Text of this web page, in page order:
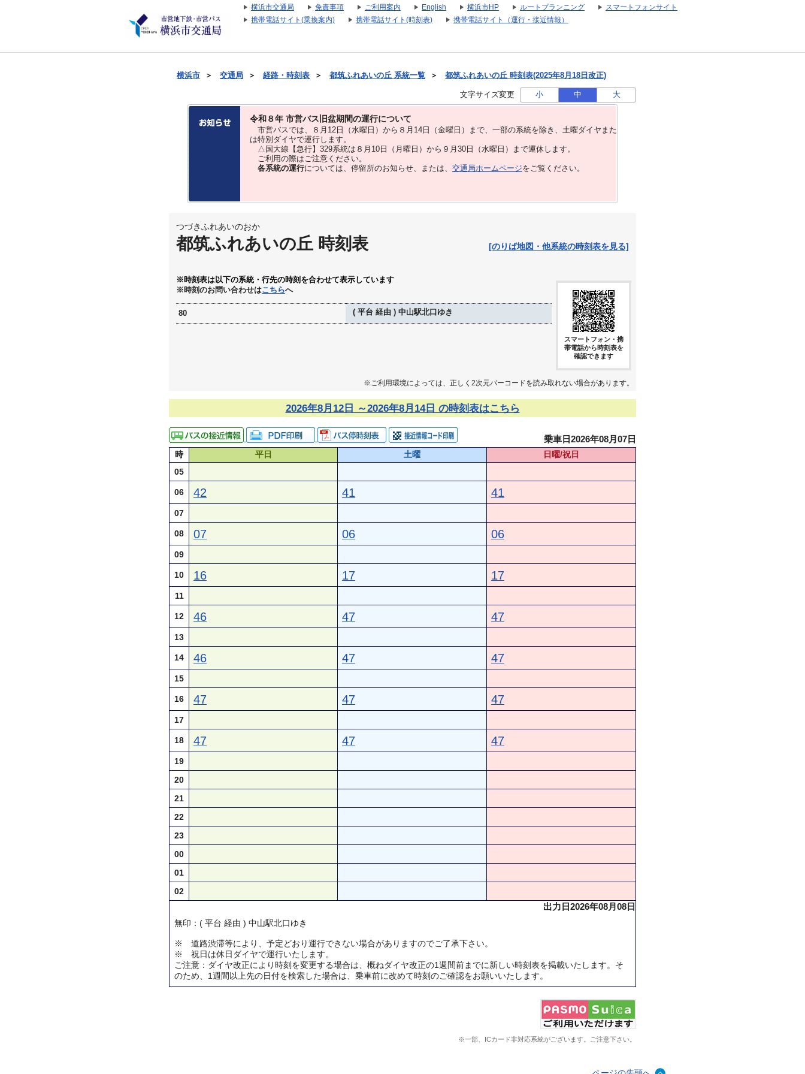
横浜市交通局 免責事項 ご利用案内 English 横浜市HP ルートプランニング
スマートフォンサイト
携帯電話サイト(乗換案内)
携帯電話サイト(時刻表) 携帯電話サイト（運行・接近情報）
横浜市 ＞ 交通局 ＞ 経路・時刻表 ＞ 都筑ふれあいの丘 系統一覧 ＞ 都筑ふれあいの丘 時刻表(2025年8月18日改正)
文字サイズ変更 小 中 大
令和８年 市営バス旧盆期間の運行について
市営バスでは、８⽉12⽇（水曜日）から８⽉14⽇（金曜日）まで、⼀部の系統を除き、⼟曜ダイヤまた
は特別ダイヤで運⾏します。
△国大線【急行】329系統は８月10日（月曜日）から９月30日（水曜日）まで運休します。
ご利用の際はご注意ください。
各系統の運行については、停留所のお知らせ、または、 交通局ホームページをご覧ください。
つづきふれあいのおか
都筑ふれあいの丘 時刻表 [のりば地図・他系統の時刻表を見る]
※時刻表は以下の系統・行先の時刻を合わせて表示しています
※時刻のお問い合わせはこちらへ
80 ( 平台 経由 ) 中山駅北口ゆき
スマートフォン・携
帯電話から時刻表を
確認できます
※ご利用環境によっては、正しく2次元バーコードを読み取れない場合があります。
2026年8月12日 ～2026年8月14日 の時刻表はこちら
乗車日2026年08月07日
時 平日 土曜
日曜/祝日
05
06 42 41 41
07
08 07 06 06
09
10 16 17 17
11
12 46 47 47
13
14 46 47 47
15
16 47 47 47
17
18 47 47 47
19
20
21
22
23
00
01
02
出力日2026年08月08日
無印：( 平台 経由 ) 中山駅北口ゆき
※ 道路渋滞等により、予定どおり運行できない場合がありますのでご了承下さい。
※ 祝日は休日ダイヤで運行いたします。
ご注意：ダイヤ改正により時刻を変更する場合は、概ねダイヤ改正の1週間前までに新しい時刻表を掲載いたします。そ
のため、1週間以上先の日付を検索した場合は、乗車前に改めて時刻のご確認をお願いいたします。
※一部、ICカード非対応系統がございます。ご注意下さい。